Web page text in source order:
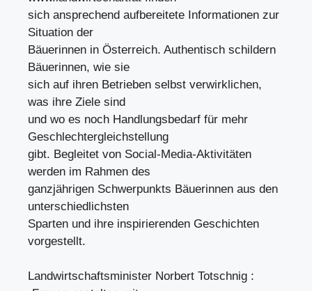
sich ansprechend aufbereitete Informationen zur
Situation der
Bäuerinnen in Österreich. Authentisch schildern
Bäuerinnen, wie sie
sich auf ihren Betrieben selbst verwirklichen,
was ihre Ziele sind
und wo es noch Handlungsbedarf für mehr
Geschlechtergleichstellung
gibt. Begleitet von Social-Media-Aktivitäten
werden im Rahmen des
ganzjährigen Schwerpunkts Bäuerinnen aus den
unterschiedlichsten
Sparten und ihre inspirierenden Geschichten
vorgestellt.
Landwirtschaftsminister Norbert Totschnig :